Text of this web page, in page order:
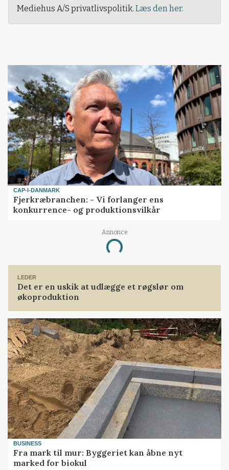
Mediehus A/S privatlivspolitik. Læs den her.
CAP-I-DANMARK
Fjerkræbranchen: - Vi forlanger ens
konkurrence- og produktionsvilkår
Annonce
Loading...
LEDER
Det er en uskik at udlægge et røgslør om
økoproduktion
BUSINESS
Fra mark til mur: Byggeriet kan åbne nyt
marked for biokul